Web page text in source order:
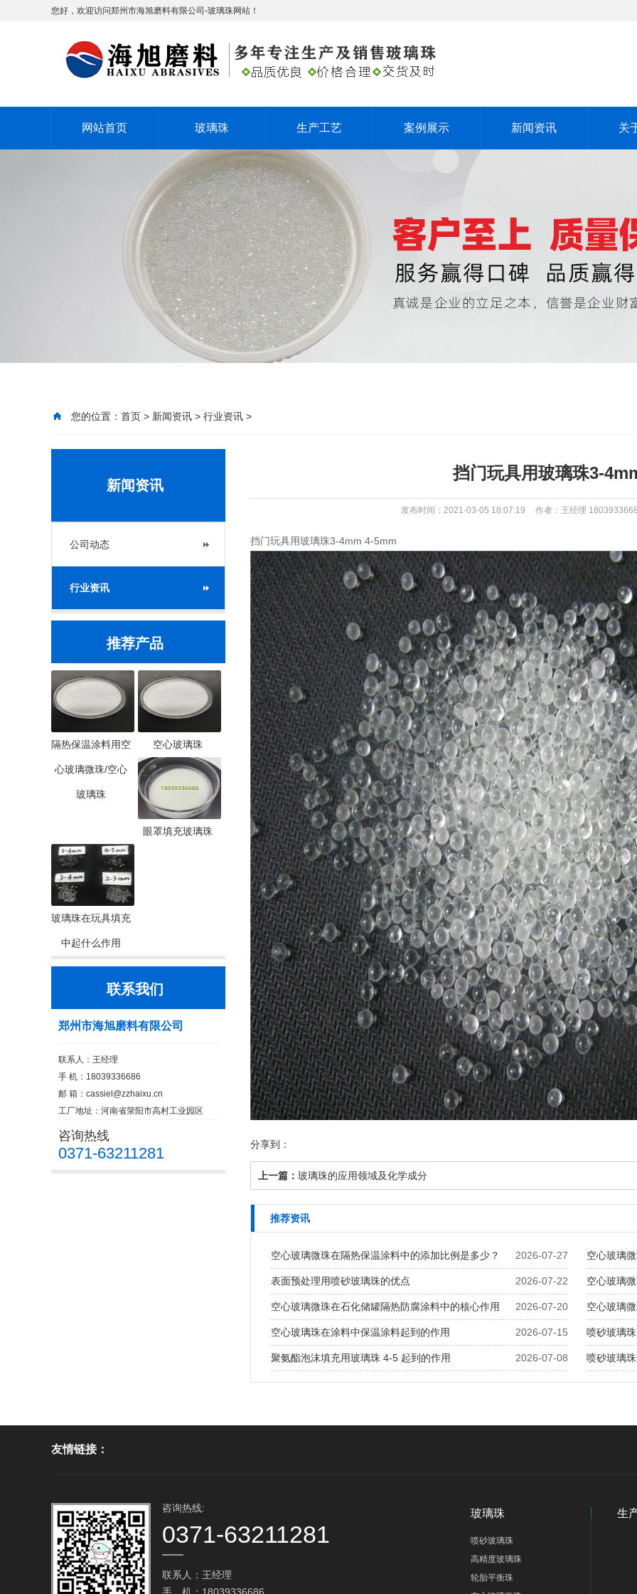
您好，欢迎访问郑州市海旭磨料有限公司-玻璃珠网站！
网站首页 玻璃珠 生产工艺 案例展示 新闻资讯 关
您的位置： 首页 > 新闻资讯 > 行业资讯 >
新闻资讯
公司动态
行业资讯
推荐产品
隔热保温涂料用空
心玻璃微珠/空心
玻璃珠
空心玻璃珠
眼罩填充玻璃珠
玻璃珠在玩具填充
中起什么作用
联系我们
郑州市海旭磨料有限公司
联系人：王经理
手 机：18039336686
邮 箱： cassiel@zzhaixu.cn
工厂地址：河南省荥阳市高村工业园区
咨询热线
0371-63211281
挡门玩具用玻璃珠3-
发布时间：2021-03-05 18:07:19 作者：王经理
挡门玩具用玻璃珠3-4mm 4-5mm
分享到：
上一篇： 玻璃珠的应用领域及化学成分
推荐资讯
2026-07-27
空心玻璃微珠在隔热保温涂料中的添加比例是多少？ 空心玻璃
2026-07-22
表面预处理用喷砂玻璃珠的优点 空心玻璃
2026-07-20
空心玻璃微珠在石化储罐隔热防腐涂料中的核心作用 空心玻璃
2026-07-15
空心玻璃珠在涂料中保温涂料起到的作用 喷砂玻璃
2026-07-08
聚氨酯泡沫填充用玻璃珠 4-5 起到的作用 喷砂玻璃
友情链接：
咨询热线:
0371-63211281
联系人：王经理
玻璃珠
喷砂玻璃珠
高精度玻璃珠
轮胎平衡珠
生